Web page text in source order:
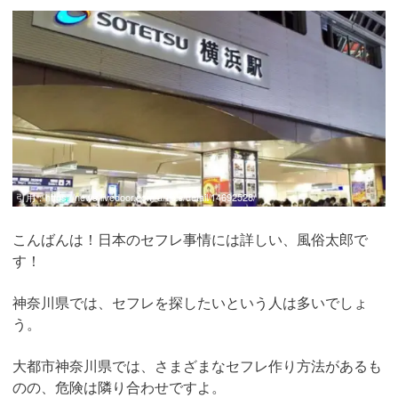
引用：https://news.livedoor.com/article/detail/14692528/
こんばんは！日本のセフレ事情には詳しい、風俗太郎で
す！
神奈川県では、セフレを探したいという人は多いでしょ
う。
大都市神奈川県では、さまざまなセフレ作り方法があるも
のの、危険は隣り合わせですよ。